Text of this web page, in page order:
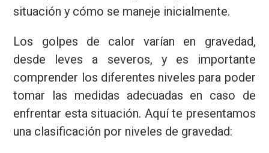
situación y cómo se maneje inicialmente.
Los golpes de calor varían en gravedad,
desde leves a severos, y es importante
comprender los diferentes niveles para poder
tomar las medidas adecuadas en caso de
enfrentar esta situación. Aquí te presentamos
una clasificación por niveles de gravedad: